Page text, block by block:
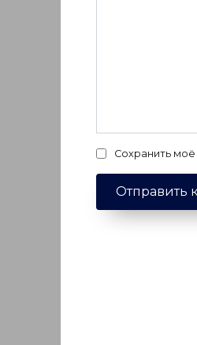
Сохранить